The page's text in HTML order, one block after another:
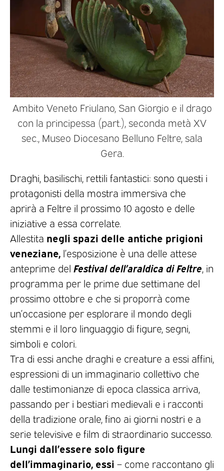
Ambito Veneto Friulano, San Giorgio e il drago
con la principessa (part.), seconda metà XV
sec., Museo Diocesano Belluno Feltre, sala
Gera.
Draghi, basilischi, rettili fantastici: sono questi i
protagonisti della mostra immersiva che
aprirà a Feltre il prossimo 10 agosto e delle
iniziative a essa correlate.
Allestita negli spazi delle antiche prigioni
veneziane, l’esposizione è una delle attese
anteprime del Festival dell’araldica di Feltre, in
programma per le prime due settimane del
prossimo ottobre e che si proporrà come
un’occasione per esplorare il mondo degli
stemmi e il loro linguaggio di figure, segni,
simboli e colori.
Tra di essi anche draghi e creature a essi affini,
espressioni di un immaginario collettivo che
dalle testimonianze di epoca classica arriva,
passando per i bestiari medievali e i racconti
della tradizione orale, fino ai giorni nostri e a
serie televisive e film di straordinario successo.
Lungi dall’essere solo figure
dell’immaginario, essi – come raccontano gli